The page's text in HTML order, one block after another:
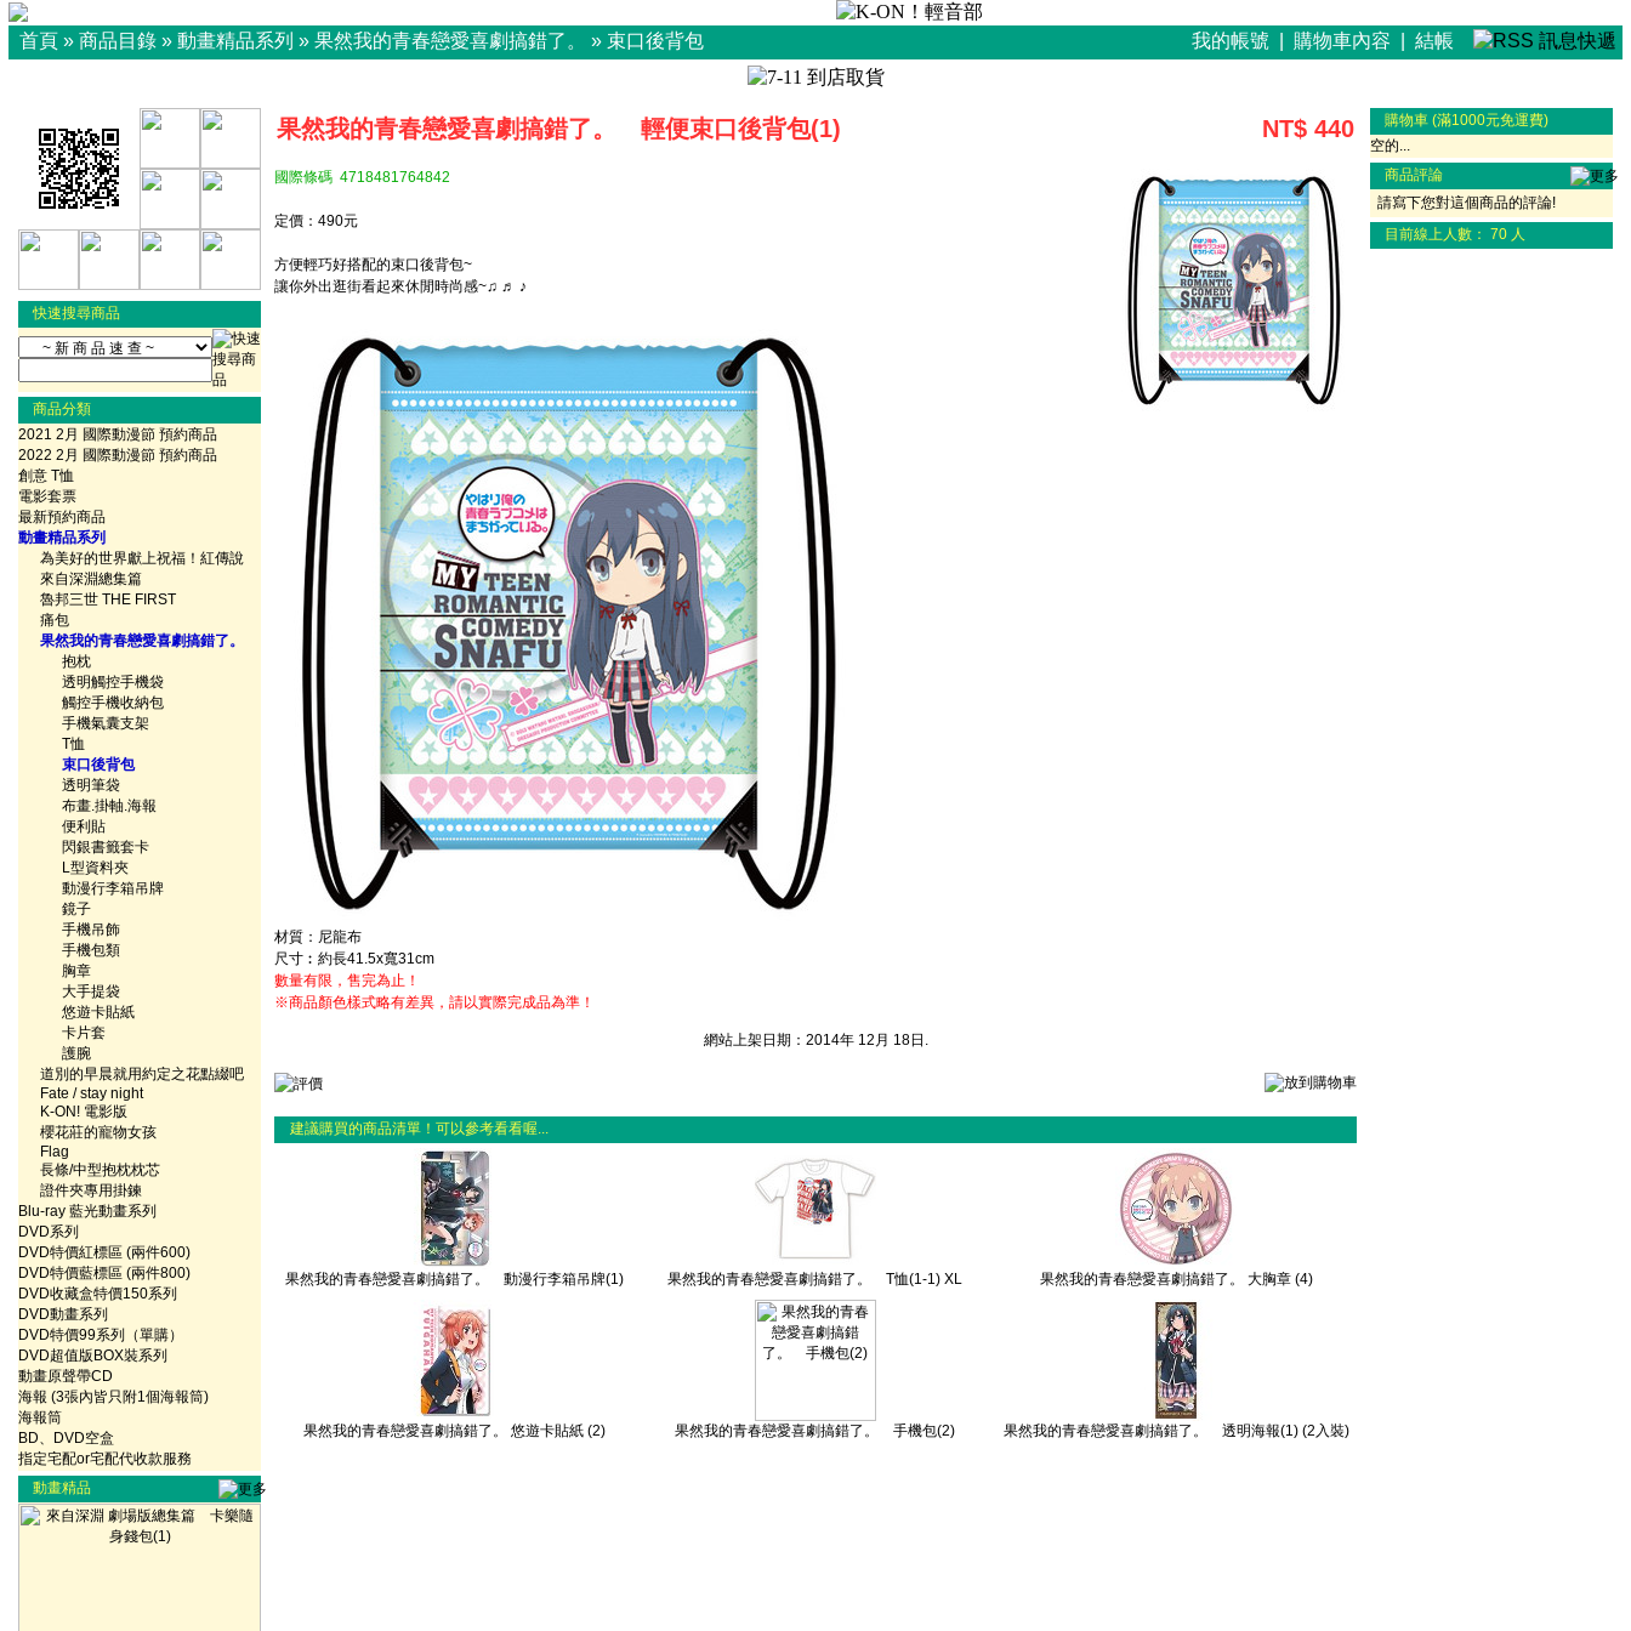
首頁 » 商品目錄 » 動畫精品系列 » 果然我的青春戀愛喜劇搞錯了。 » 束口後背包 我的帳號 | 購物車內容 | 結帳
快速搜尋商品
商品分類
2021 2月 國際動漫節 預約商品
2022 2月 國際動漫節 預約商品
創意 T恤
電影套票
最新預約商品
動畫精品系列
為美好的世界獻上祝福！紅傳說
來自深淵總集篇
魯邦三世 THE FIRST
痛包
果然我的青春戀愛喜劇搞錯了。
抱枕
透明觸控手機袋
觸控手機收納包
手機氣囊支架
T恤
束口後背包
透明筆袋
布畫.掛軸.海報
便利貼
閃銀書籤套卡
L型資料夾
動漫行李箱吊牌
鏡子
手機吊飾
手機包類
胸章
大手提袋
悠遊卡貼紙
卡片套
護腕
道別的早晨就用約定之花點綴吧
Fate / stay night
K-ON! 電影版
櫻花莊的寵物女孩
Flag
長條/中型抱枕枕芯
證件夾專用掛鍊
Blu-ray 藍光動畫系列
DVD系列
DVD特價紅標區 (兩件600)
DVD特價藍標區 (兩件800)
DVD收藏盒特價150系列
DVD動畫系列
DVD特價99系列（單購）
DVD超值版BOX裝系列
動畫原聲帶CD
海報 (3張內皆只附1個海報筒)
海報筒
BD、DVD空盒
指定宅配or宅配代收款服務
動畫精品
果然我的青春戀愛喜劇搞錯了。 輕便束口後背包(1) NT$ 440
國際條碼 4718481764842
定價：490元
方便輕巧好搭配的束口後背包~
讓你外出逛街看起來休閒時尚感~♫ ♬ ♪
材質：尼龍布
尺寸︰約長41.5x寬31cm
數量有限，售完為止！
※商品顏色樣式略有差異，請以實際完成品為準！
網站上架日期：2014年 12月 18日.
建議購買的商品清單！可以參考看看喔...
果然我的青春戀愛喜劇搞錯了。 動漫行李箱吊牌(1) 果然我的青春戀愛喜劇搞錯了。 T恤(1-1) XL 果然我的青春戀愛喜劇搞錯了。 大胸章 (4)
果然我的青春戀愛喜劇搞錯了。 悠遊卡貼紙 (2) 果然我的青春戀愛喜劇搞錯了。 手機包(2) 果然我的青春戀愛喜劇搞錯了。 透明海報(1) (2入裝)
購物車 (滿1000元免運費)
空的...
商品評論
請寫下您對這個商品的
評論!
目前線上人數： 70 人